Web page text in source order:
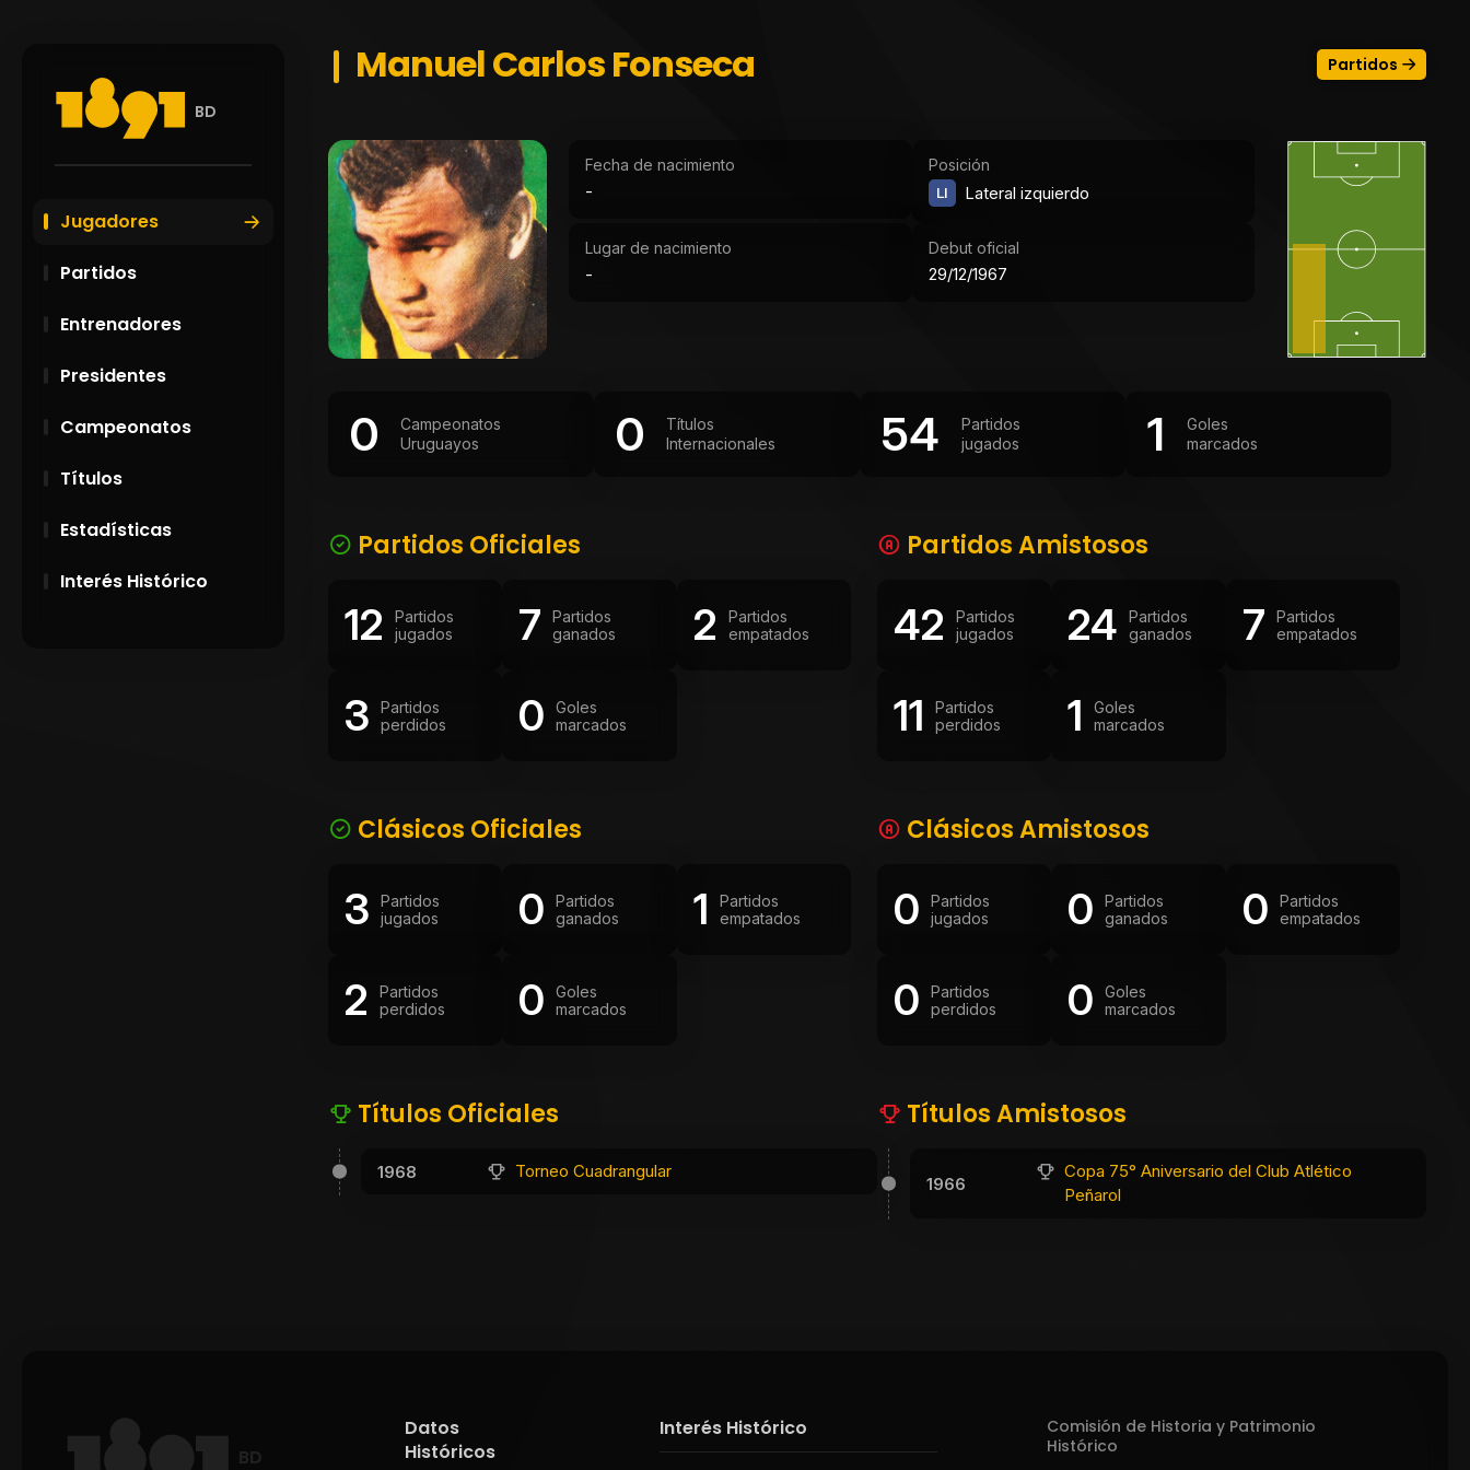
BD
Jugadores
Partidos
Entrenadores
Presidentes
Campeonatos
Títulos
Estadísticas
Interés Histórico
Manuel Carlos Fonseca Partidos
Fecha de nacimiento
-
Posición
LI Lateral izquierdo
Lugar de nacimiento
-
Debut oficial
29/12/1967
0
Campeonatos
Uruguayos
0
Títulos
Internacionales
54
Partidos
jugados
1
Goles
marcados
Partidos Oficiales
12
Partidos
jugados
7
Partidos
ganados
2
Partidos
empatados
3
Partidos
perdidos
0
Goles
marcados
Partidos Amistosos
42
Partidos
jugados
24
Partidos
ganados
7
Partidos
empatados
11
Partidos
perdidos
1
Goles
marcados
Clásicos Oficiales
3
Partidos
jugados
0
Partidos
ganados
1
Partidos
empatados
2
Partidos
perdidos
0
Goles
marcados
Clásicos Amistosos
0
Partidos
jugados
0
Partidos
ganados
0
Partidos
empatados
0
Partidos
perdidos
0
Goles
marcados
Títulos Oficiales
1968 Torneo Cuadrangular
Títulos Amistosos
1966
Copa 75° Aniversario del Club Atlético
Peñarol
BD
Datos
Históricos
Interés Histórico
Comisión de Historia y Patrimonio
Histórico